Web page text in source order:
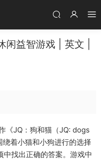
闲益智游戏 | 英文 |
《JQ：狗和猫（JQ: dogs
着小猫和小狗进行的选择
找出正确的答案。游戏中